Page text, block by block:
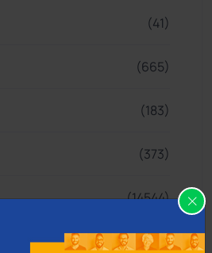
(41)
(665)
(183)
(373)
(14544)
(333)